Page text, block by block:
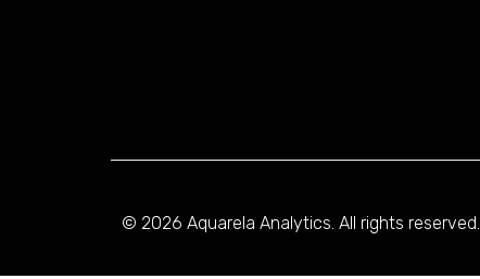
© 2026 Aquarela Analytics. All rights reserved.